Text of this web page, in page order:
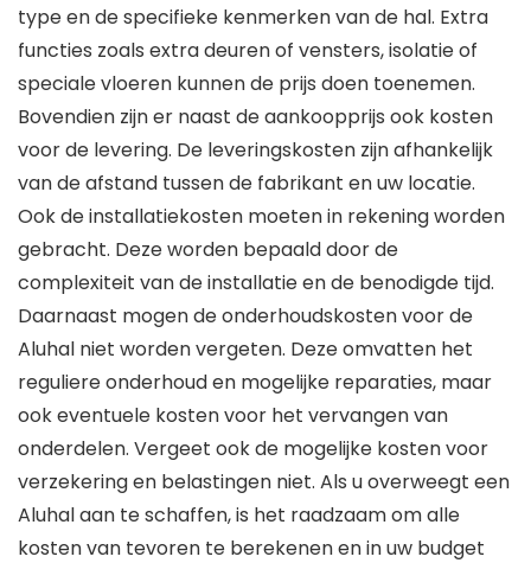
type en de specifieke kenmerken van de hal. Extra
functies zoals extra deuren of vensters, isolatie of
speciale vloeren kunnen de prijs doen toenemen.
Bovendien zijn er naast de aankoopprijs ook kosten
voor de levering. De leveringskosten zijn afhankelijk
van de afstand tussen de fabrikant en uw locatie.
Ook de installatiekosten moeten in rekening worden
gebracht. Deze worden bepaald door de
complexiteit van de installatie en de benodigde tijd.
Daarnaast mogen de onderhoudskosten voor de
Aluhal niet worden vergeten. Deze omvatten het
reguliere onderhoud en mogelijke reparaties, maar
ook eventuele kosten voor het vervangen van
onderdelen. Vergeet ook de mogelijke kosten voor
verzekering en belastingen niet. Als u overweegt een
Aluhal aan te schaffen, is het raadzaam om alle
kosten van tevoren te berekenen en in uw budget